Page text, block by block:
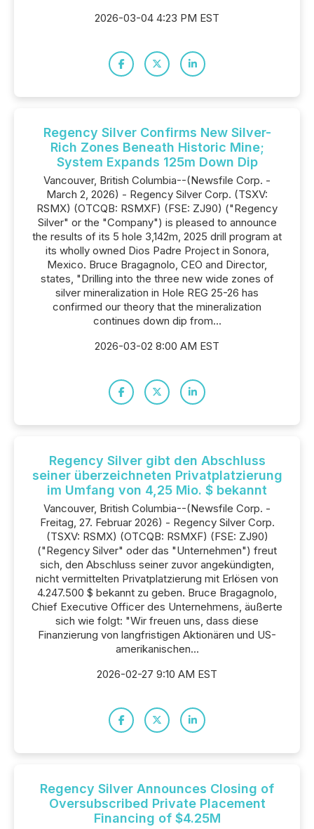
2026-03-04 4:23 PM EST
Regency Silver Confirms New Silver-
Rich Zones Beneath Historic Mine;
System Expands 125m Down Dip
Vancouver, British Columbia--(Newsfile Corp. -
March 2, 2026) - Regency Silver Corp. (TSXV:
RSMX) (OTCQB: RSMXF) (FSE: ZJ90) ("Regency
Silver" or the "Company") is pleased to announce
the results of its 5 hole 3,142m, 2025 drill program at
its wholly owned Dios Padre Project in Sonora,
Mexico. Bruce Bragagnolo, CEO and Director,
states, "Drilling into the three new wide zones of
silver mineralization in Hole REG 25-26 has
confirmed our theory that the mineralization
continues down dip from...
2026-03-02 8:00 AM EST
Regency Silver gibt den Abschluss
seiner überzeichneten Privatplatzierung
im Umfang von 4,25 Mio. $ bekannt
Vancouver, British Columbia--(Newsfile Corp. -
Freitag, 27. Februar 2026) - Regency Silver Corp.
(TSXV: RSMX) (OTCQB: RSMXF) (FSE: ZJ90)
("Regency Silver" oder das "Unternehmen") freut
sich, den Abschluss seiner zuvor angekündigten,
nicht vermittelten Privatplatzierung mit Erlösen von
4.247.500 $ bekannt zu geben. Bruce Bragagnolo,
Chief Executive Officer des Unternehmens, äußerte
sich wie folgt: "Wir freuen uns, dass diese
Finanzierung von langfristigen Aktionären und US-
amerikanischen...
2026-02-27 9:10 AM EST
Regency Silver Announces Closing of
Oversubscribed Private Placement
Financing of $4.25M